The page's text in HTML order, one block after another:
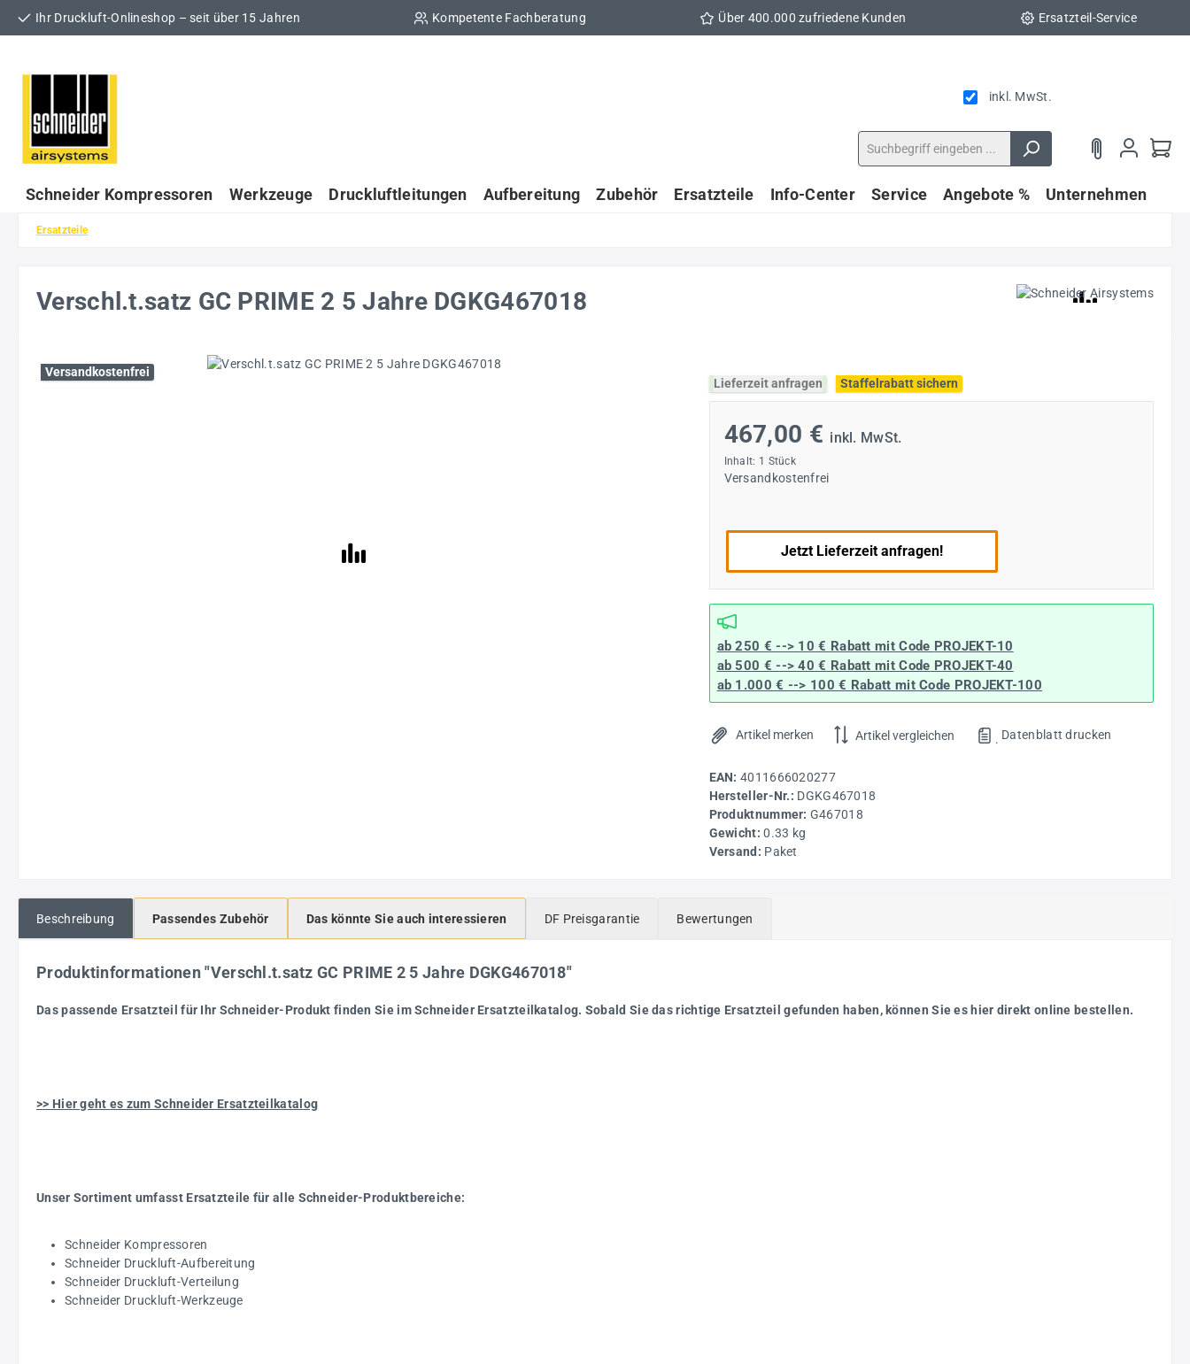
Hauptinhalt springen
Zur Suche springen
Zur Hauptnavigation springen
Ihr Druckluft-Onlineshop – seit über 15 Jahren Kompetente Fachberatung Über 400.000 zufriedene Kunden Ersatzteil-Service
inkl. MwSt.
Schneider Kompressoren Werkzeuge Druckluftleitungen Aufbereitung Zubehör Ersatzteile Info-Center Service Angebote % Unternehmen
Ersatzteile
Verschl.t.satz GC PRIME 2 5 Jahre DGKG467018
Bildergalerie überspringen
Versandkostenfrei
Lieferzeit anfragen
Staffelrabatt sichern
467,00 € inkl. MwSt.
Inhalt: 1 Stück
Versandkostenfrei
Jetzt Lieferzeit anfragen!
ab 250 € --> 10 € Rabatt mit Code PROJEKT-10
ab 500 € --> 40 € Rabattmit Code PROJEKT-40
ab 1.000 € --> 100 € Rabatt mit Code PROJEKT-100
Artikel merken Artikel vergleichen . Datenblatt drucken
EAN: 4011666020277
Hersteller-Nr.: DGKG467018
Produktnummer: G467018
Gewicht:0.33 kg
Versand: Paket
Beschreibung Passendes Zubehör Das könnte Sie auch interessieren DF Preisgarantie Bewertungen
Produktinformationen "Verschl.t.satz GC PRIME 2 5 Jahre DGKG467018"
Das passende Ersatzteil für Ihr Schneider-Produkt finden Sie im Schneider Ersatzteilkatalog. Sobald Sie das richtige Ersatzteil gefunden haben, können Sie es hier direkt online bestellen.
>> Hier geht es zum Schneider Ersatzteilkatalog
Unser Sortiment umfasst Ersatzteile für alle Schneider-Produktbereiche:
Schneider Kompressoren
Schneider Druckluft-Aufbereitung
Schneider Druckluft-Verteilung
Schneider Druckluft-Werkzeuge